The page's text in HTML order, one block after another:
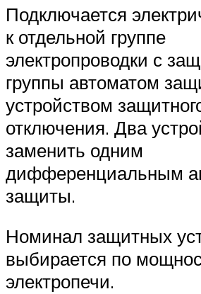
Подключается
к отдельной группе
электропроводки с
группы автоматом
устройством
отключения. Два
заменить одним
дифференциальным
защиты.
Номинал защитных
выбирается по
электропечи.